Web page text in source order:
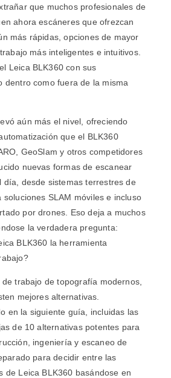
que muchos profesionales de
ahora escáneres que ofrezcan
más rápidas, opciones de mayor
más inteligentes e intuitivos.
Leica BLK360 con sus
dentro como fuera de la misma
aún más el nivel, ofreciendo
que el BLK360
GeoSlam y otros competidores
nuevas formas de escanear
día, desde sistemas terrestres de
soluciones SLAM móviles e incluso
por drones . Eso deja a muchos
la verdadera pregunta:
BLK360 la herramienta
trabajo de topografía modernos,
mejores alternativas.
en la siguiente guía, incluidas las
de 10 alternativas potentes para
ingeniería y escaneo de
para decidir entre las
de Leica BLK360 basándose en